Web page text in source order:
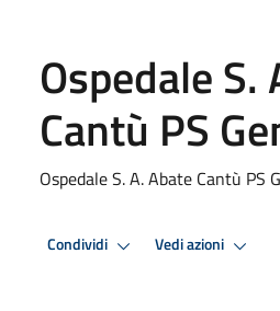
Ospedale S.
Cantù PS
Ospedale S. A. Abate Cantù PS
Condividi Vedi azioni